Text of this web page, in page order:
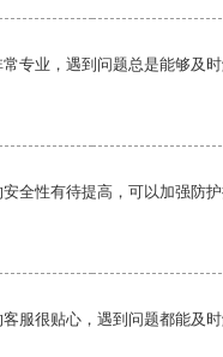
专业，遇到问题总是能够及
全性有待提高，可以加强防
服很贴心，遇到问题都能及